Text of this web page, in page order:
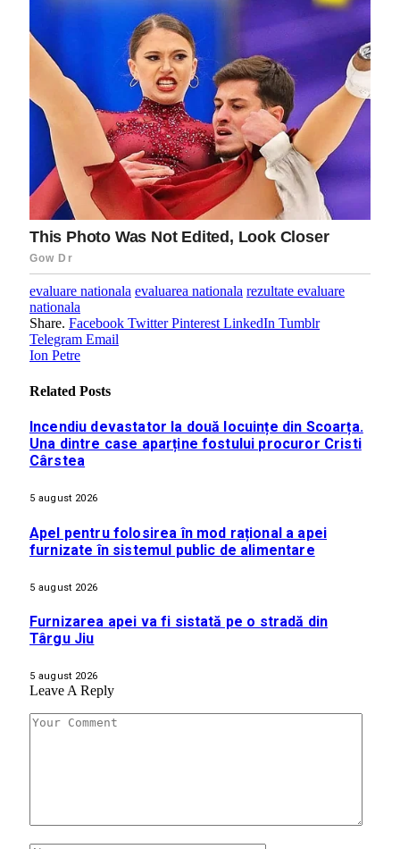
evaluare nationala evaluarea nationala rezultate evaluare
nationala
Share. Facebook Twitter Pinterest LinkedIn Tumblr
Telegram Email
Ion Petre
Related Posts
Incendiu devastator la două locuințe din Scoarța.
Una dintre case aparține fostului procuror Cristi
Cârstea
5 august 2026
Apel pentru folosirea în mod rațional a apei
furnizate în sistemul public de alimentare
5 august 2026
Furnizarea apei va fi sistată pe o stradă din
Târgu Jiu
5 august 2026
Leave A Reply